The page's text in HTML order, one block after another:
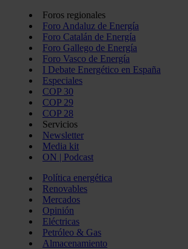
Foros regionales
Foro Andaluz de Energía
Foro Catalán de Energía
Foro Gallego de Energía
Foro Vasco de Energía
I Debate Energético en España
Especiales
COP 30
COP 29
COP 28
Servicios
Newsletter
Media kit
ON | Podcast
Política energética
Renovables
Mercados
Opinión
Eléctricas
Petróleo & Gas
Almacenamiento